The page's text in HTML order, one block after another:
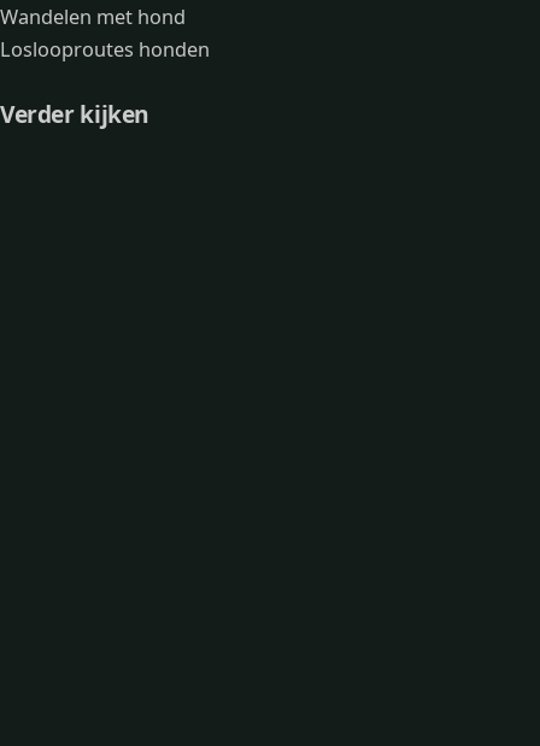
Wandelen met hond
Loslooproutes honden
Verder kijken